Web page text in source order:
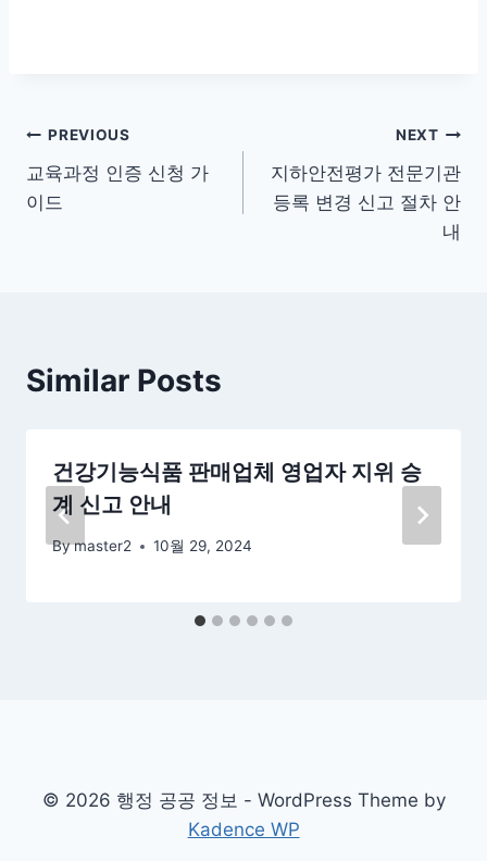
글
탐
PREVIOUS
교육과정 인증 신청 가
이드
NEXT
지하안전평가 전문기관
등록 변경 신고 절차 안
내
Similar Posts
건강기능식품 판매업체 영업자 지위 승
계 신고 안내
Bymaster2 10월 29, 2024
© 2026 행정 공공 정보 - WordPress Theme by
Kadence WP